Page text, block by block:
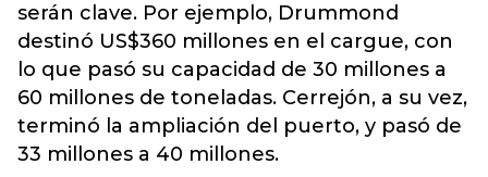
serán clave. Por ejemplo, Drummond
destinó US$360 millones en el cargue, con
lo que pasó su capacidad de 30 millones a
60 millones de toneladas. Cerrejón, a su vez,
terminó la ampliación del puerto, y pasó de
33 millones a 40 millones.